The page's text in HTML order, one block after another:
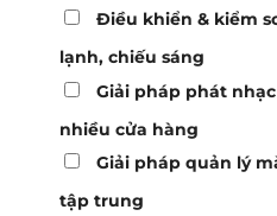
Điều khiển & kiểm
lạnh, chiếu sáng
Giải pháp phát
nhiều cửa hàng
Giải pháp quản lý
tập trung